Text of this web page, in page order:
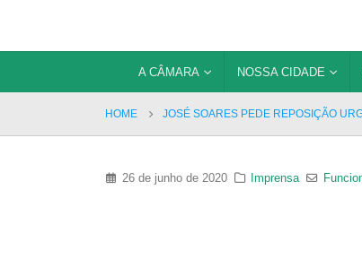
A CÂMARA NOSSA CIDADE
HOME JOSÉ SOARES PEDE REPOSIÇÃO
26 de junho de 2020 Imprensa